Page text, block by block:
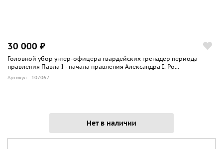
30 000 ₽
Головной убор унтер-офицера гвардейских гренадер периода
правления Павла I - начала правления Александра I. Ро...
Артикул: 107062
Нет в наличии